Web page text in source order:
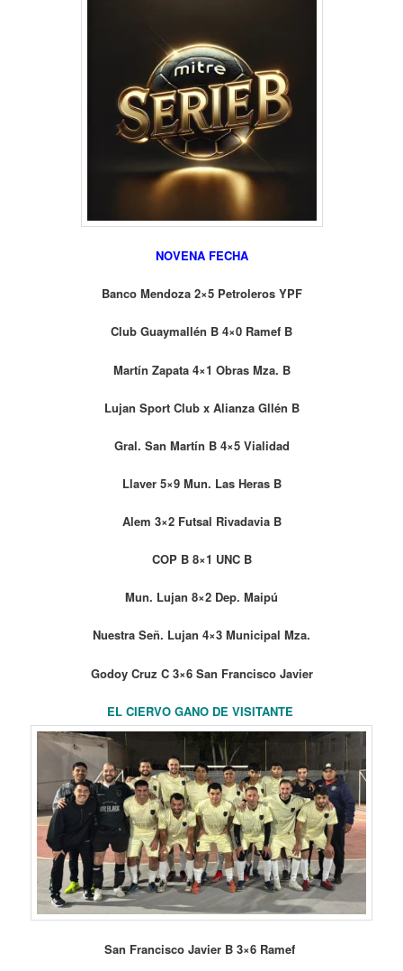
NOVENA FECHA
Banco Mendoza 2×5 Petroleros YPF
Club Guaymallén B 4×0 Ramef B
Martín Zapata 4×1 Obras Mza. B
Lujan Sport Club x Alianza Gllén B
Gral. San Martín B 4×5 Vialidad
Llaver 5×9 Mun. Las Heras B
Alem 3×2 Futsal Rivadavia B
COP B 8×1 UNC B
Mun. Lujan 8×2 Dep. Maipú
Nuestra Señ. Lujan 4×3 Municipal Mza.
Godoy Cruz C 3×6 San Francisco Javier
EL CIERVO GANO DE VISITANTE
San Francisco Javier B 3×6 Ramef